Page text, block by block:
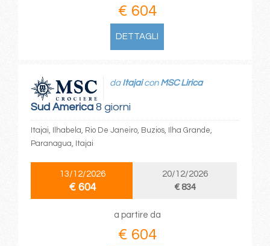
€ 604
DETTAGLI
Sud America8 giorni
da Itajaicon MSC Lirica
Itajai, Ilhabela, Rio De Janeiro, Buzios, Ilha Grande,
Paranagua, Itajai
13/12/2026
€ 604
20/12/2026
€ 834
a partire da
€ 604